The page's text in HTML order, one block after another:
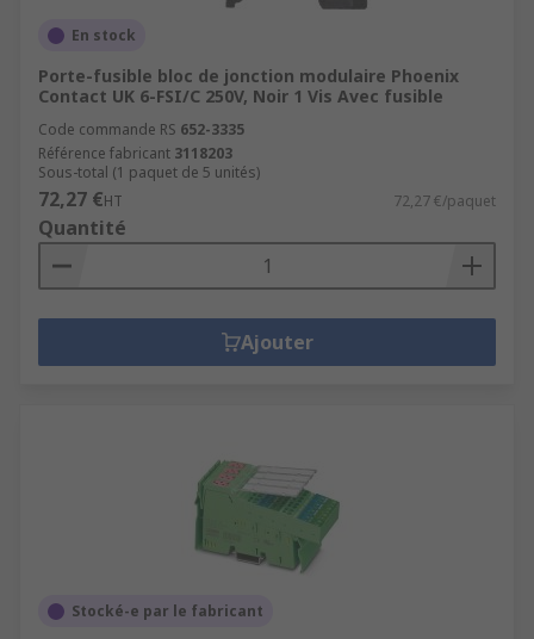
En stock
Porte-fusible bloc de jonction modulaire Phoenix
Contact UK 6-FSI/C 250V, Noir 1 Vis Avec fusible
Code commande RS 652-3335
Référence fabricant 3118203
Sous-total (1 paquet de 5 unités)
72,27 €HT 72,27 €/paquet
Quantité
Ajouter
Stocké-e par le fabricant